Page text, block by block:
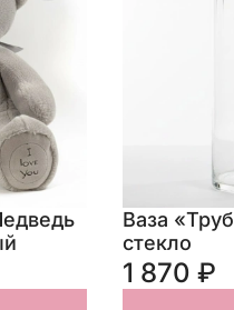
Ваза
стекло
1 870 ₽